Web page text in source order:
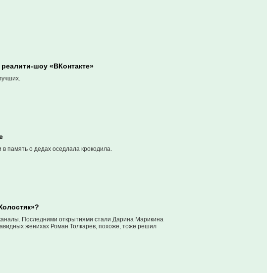
шоу «ВКонтакте»
память о дедах оседлала крокодила.
Последними открытиями стали Дарина Марикина
женихах Роман Толкарев, похоже, тоже решил